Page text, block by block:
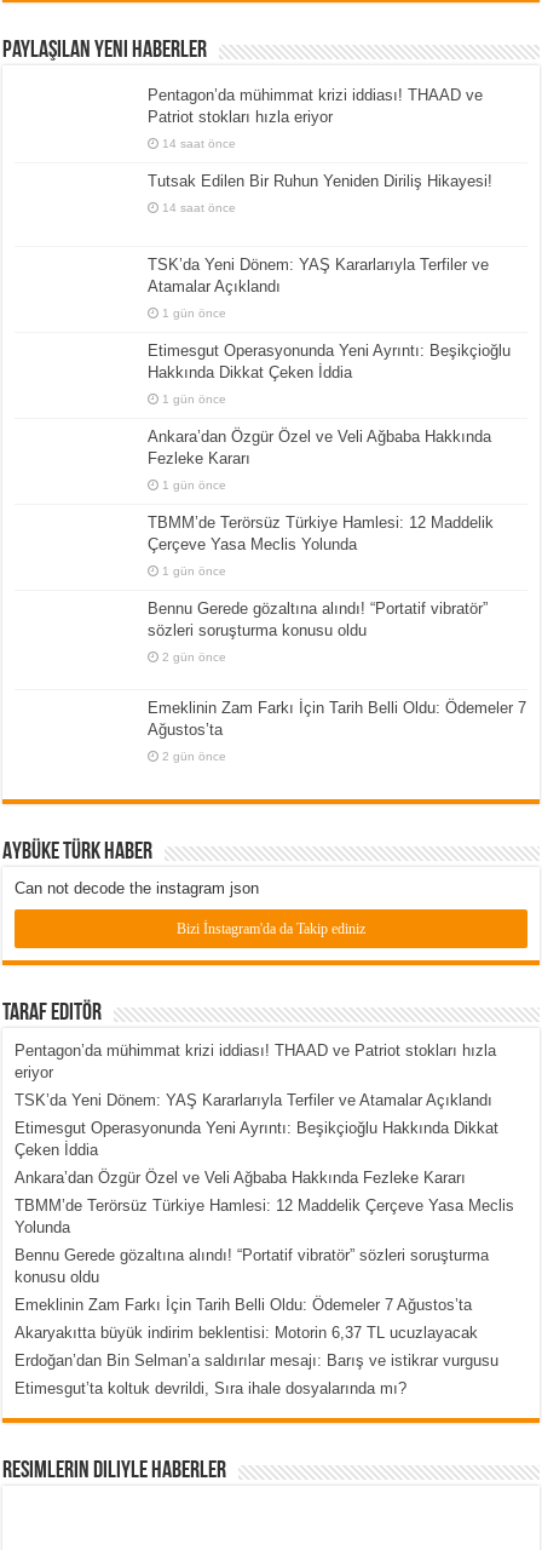
Paylaşılan Yeni Haberler
Pentagon’da mühimmat krizi iddiası! THAAD ve
Patriot stokları hızla eriyor
14 saat önce
Tutsak Edilen Bir Ruhun Yeniden Diriliş Hikayesi!
14 saat önce
TSK’da Yeni Dönem: YAŞ Kararlarıyla Terfiler ve
Atamalar Açıklandı
1 gün önce
Etimesgut Operasyonunda Yeni Ayrıntı: Beşikçioğlu
Hakkında Dikkat Çeken İddia
1 gün önce
Ankara’dan Özgür Özel ve Veli Ağbaba Hakkında
Fezleke Kararı
1 gün önce
TBMM’de Terörsüz Türkiye Hamlesi: 12 Maddelik
Çerçeve Yasa Meclis Yolunda
1 gün önce
Bennu Gerede gözaltına alındı! “Portatif vibratör”
sözleri soruşturma konusu oldu
2 gün önce
Emeklinin Zam Farkı İçin Tarih Belli Oldu: Ödemeler 7
Ağustos’ta
2 gün önce
Aybüke Türk Haber
Can not decode the instagram json
Bizi İnstagram'da da Takip ediniz
Taraf Editör
Pentagon’da mühimmat krizi iddiası! THAAD ve Patriot stokları hızla
eriyor
TSK’da Yeni Dönem: YAŞ Kararlarıyla Terfiler ve Atamalar Açıklandı
Etimesgut Operasyonunda Yeni Ayrıntı: Beşikçioğlu Hakkında Dikkat
Çeken İddia
Ankara’dan Özgür Özel ve Veli Ağbaba Hakkında Fezleke Kararı
TBMM’de Terörsüz Türkiye Hamlesi: 12 Maddelik Çerçeve Yasa Meclis
Yolunda
Bennu Gerede gözaltına alındı! “Portatif vibratör” sözleri soruşturma
konusu oldu
Emeklinin Zam Farkı İçin Tarih Belli Oldu: Ödemeler 7 Ağustos’ta
Akaryakıtta büyük indirim beklentisi: Motorin 6,37 TL ucuzlayacak
Erdoğan’dan Bin Selman’a saldırılar mesajı: Barış ve istikrar vurgusu
Etimesgut’ta koltuk devrildi, Sıra ihale dosyalarında mı?
Resimlerin Diliyle Haberler